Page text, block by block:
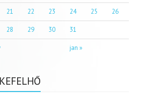
jan »
21 22 23 24 25 26
28 29 30 31